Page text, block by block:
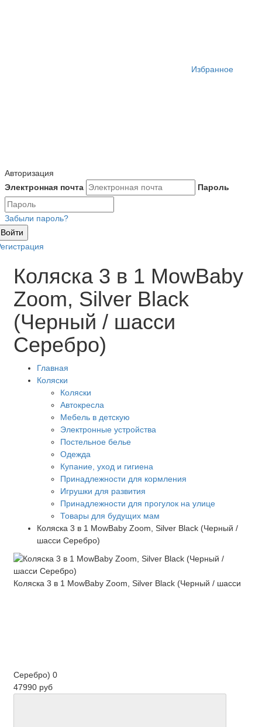
Избранное
Авторизация
Электронная почта
Пароль
Забыли пароль?
Войти
Коляска 3 в 1 MowBaby
Zoom, Silver Black
(Черный / шасси
Серебро)
Главная
Коляски
Коляски
Автокресла
Мебель в детскую
Электронные устройства
Постельное белье
Одежда
Купание, уход и гигиена
Принадлежности для кормления
Игрушки для развития
Принадлежности для прогулок на улице
Товары для будущих мам
Коляска 3 в 1 MowBaby Zoom, Silver Black (Черный /
шасси Серебро)
Коляска 3 в 1 MowBaby Zoom, Silver Black (Черный / шасси
Серебро) 0
47990 руб